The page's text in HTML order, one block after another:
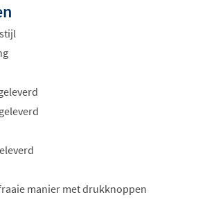
manier met drukknoppen